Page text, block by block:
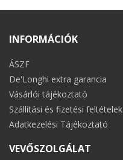
INFORMÁCIÓK
ÁSZF
De'Longhi extra garancia
Vásárlói tájékoztató
Szállítási és fizetési feltételek
Adatkezelési Tájékoztató
VEVŐSZOLGÁLAT